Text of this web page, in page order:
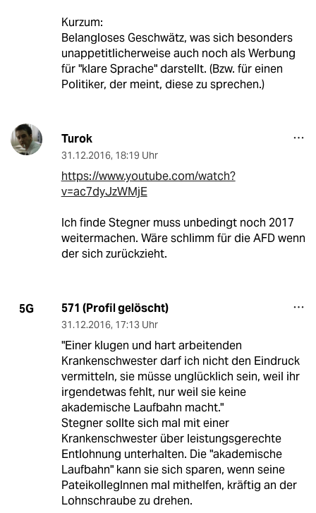
Kurzum:
Belangloses Geschwätz, was sich besonders
unappetitlicherweise auch noch als Werbung
für "klare Sprache" darstellt. (Bzw. für einen
Politiker, der meint, diese zu sprechen.)
Turok
31.12.2016, 18:19 Uhr
https://www.youtube.com/watch?
v=ac7dyJzWMjE
Ich finde Stegner muss unbedingt noch 2017
weitermachen. Wäre schlimm für die AFD wenn
der sich zurückzieht.
5G 571 (Profil gelöscht)
31.12.2016, 17:13 Uhr
"Einer klugen und hart arbeitenden
Krankenschwester darf ich nicht den Eindruck
vermitteln, sie müsse unglücklich sein, weil ihr
irgendetwas fehlt, nur weil sie keine
akademische Laufbahn macht."
Stegner sollte sich mal mit einer
Krankenschwester über leistungsgerechte
Entlohnung unterhalten. Die "akademische
Laufbahn" kann sie sich sparen, wenn seine
PateikollegInnen mal mithelfen, kräftig an der
Lohnschraube zu drehen.